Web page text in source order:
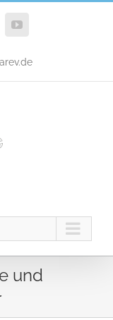
YouTube
und